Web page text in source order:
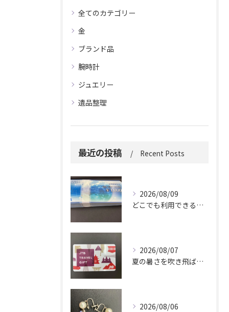
全てのカテゴリー
金
ブランド品
腕時計
ジュエリー
遺品整理
最近の投稿 Recent Posts
2026/08/09
どこでも利用できる便利さ。
2026/08/07
夏の暑さを吹き飛ばしに来てください。
2026/08/06